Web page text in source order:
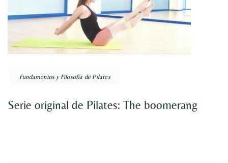
Fundamentos y Filosofía de Pilates
Serie original de Pilates: The boomerang